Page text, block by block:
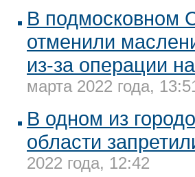
В подмосковном
отменили
из-за операции
марта 2022 года,
В одном из
области
2022 года, 12:42